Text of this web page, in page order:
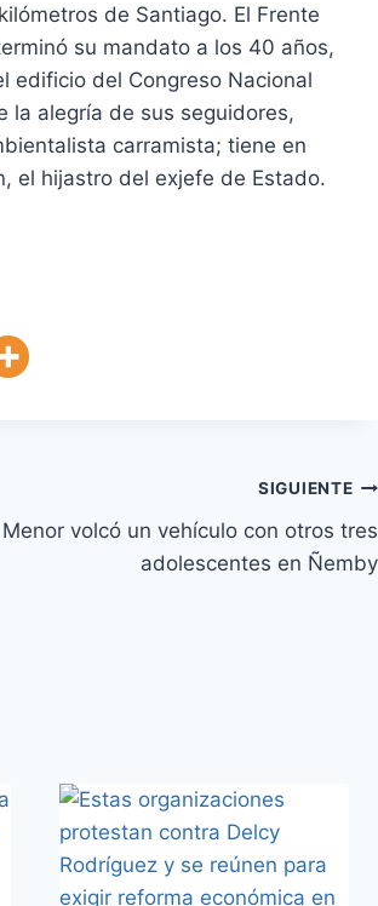
de Santiago. El Frente
su mandato a los 40 años,
edificio del Congreso Nacional
la alegría de sus seguidores,
carramista; tiene en
el hijastro del exjefe de Estado.
SIGUIENTE
Menor volcó un vehículo con otros tres
adolescentes en Ñemby